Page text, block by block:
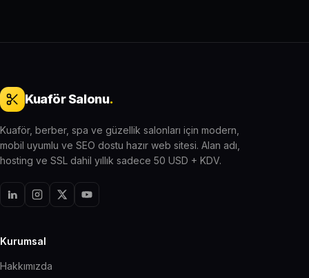
Kuaför Salonu.
Kuaför, berber, spa ve güzellik salonları için modern,
mobil uyumlu ve SEO dostu hazır web sitesi. Alan adı,
hosting ve SSL dahil yıllık sadece 50 USD + KDV.
Kurumsal
Hakkımızda